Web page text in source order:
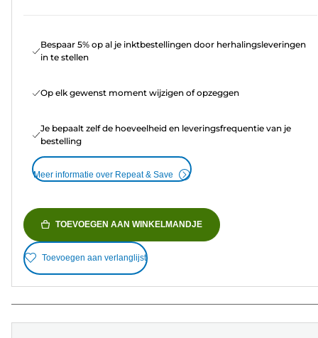
Bespaar 5% op al je inktbestellingen door herhalingsleveringen
in te stellen
Op elk gewenst moment wijzigen of opzeggen
Je bepaalt zelf de hoeveelheid en leveringsfrequentie van je
bestelling
Meer informatie over Repeat & Save
TOEVOEGEN AAN WINKELMANDJE
Toevoegen aan verlanglijst